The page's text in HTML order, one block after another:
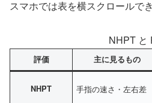
スマホでは表を横スクロールでき
NHPT と
評価 主に見るもの
NHPT 手指の速さ・左右差